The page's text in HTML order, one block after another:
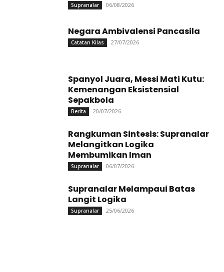
Supranalar 06/08/2026
Negara Ambivalensi Pancasila
Catatan Kilas 27/07/2026
Spanyol Juara, Messi Mati Kutu:
Kemenangan Eksistensial
Sepakbola
Berita 20/07/2026
Rangkuman Sintesis: Supranalar
Melangitkan Logika
Membumikan Iman
Supranalar 06/07/2026
Supranalar Melampaui Batas
Langit Logika
Supranalar 25/06/2026